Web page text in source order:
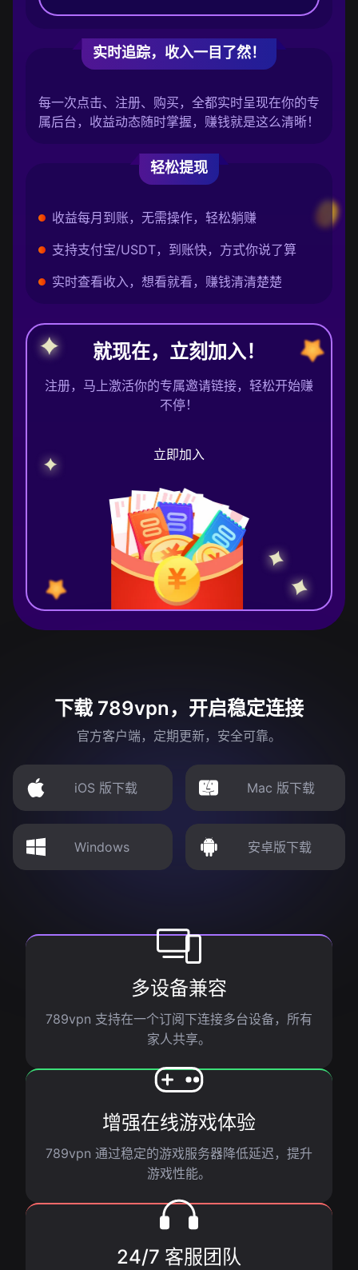
实时追踪，收入一目了然！
每一次点击、注册、购买，全都实时呈现在你的专
属后台，收益动态随时掌握，赚钱就是这么清晰！
轻松提现
收益每月到账，无需操作，轻松躺赚
支持支付宝/USDT，到账快，方式你说了算
实时查看收入，想看就看，赚钱清清楚楚
就现在，立刻加入！
注册，马上激活你的专属邀请链接，轻松开始赚
不停！
立即加入
下载 789vpn，开启稳定连接
官方客户端，定期更新，安全可靠。
iOS 版下载 Mac 版下载
Windows 安卓版下载
多设备兼容
789vpn 支持在一个订阅下连接多台设备，所有
家人共享。
增强在线游戏体验
789vpn 通过稳定的游戏服务器降低延迟，提升
游戏性能。
24/7 客服团队